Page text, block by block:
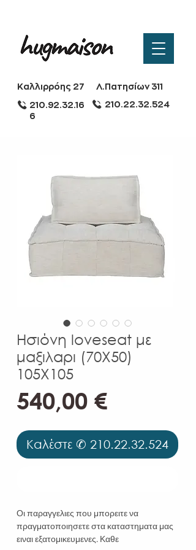
Καλλιρρόης 27
Λ.Πατησίων 311
210.92.32.16
6
210.22.32.524
Ησιόνη loveseat με
μαξιλαρι (70Χ50)
105Χ105
540,00 €Τιμή
Καλέστε ✆ 210.22.32.524
Οι παραγγελιες που μπορειτε να
πραγματοποιησετε στα καταστηματα μας
ειναι εξατομικευμενες. Καθε